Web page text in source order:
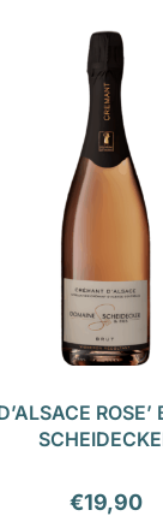
€19,90